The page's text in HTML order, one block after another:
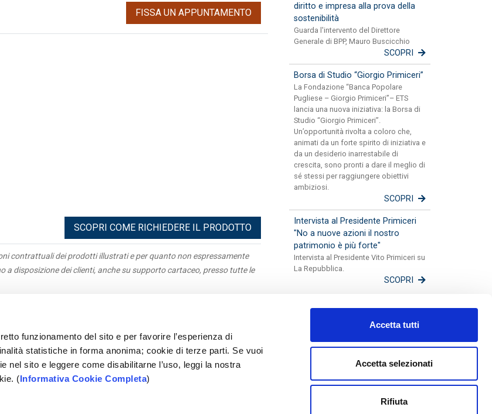
funzionamento del sito e per favorire l’esperienza di
statistiche in forma anonima; cookie di terze parti. Se vuoi
nel sito e leggere come disabilitarne l’uso, leggi la nostra
(Informativa Cookie Completa)
Accetta tutti
Accetta selezionati
Rifiuta
FISSA UN APPUNTAMENTO
SCOPRI COME RICHIEDERE IL PRODOTTO
contrattuali dei prodotti illustrati e per quanto non espressamente
disposizione dei clienti, anche su supporto cartaceo, presso tutte le
diritto e impresa alla prova della
sostenibilità
Guarda l'intervento del Direttore
Generale di BPP, Mauro Buscicchio
SCOPRI
Borsa di Studio “Giorgio Primiceri”
La Fondazione “Banca Popolare
Pugliese – Giorgio Primiceri”– ETS
lancia una nuova iniziativa: la Borsa di
Studio “Giorgio Primiceri”.
Un’opportunità rivolta a coloro che,
animati da un forte spirito di iniziativa e
da un desiderio inarrestabile di
crescita, sono pronti a dare il meglio di
sé stessi per raggiungere obiettivi
ambiziosi.
SCOPRI
Intervista al Presidente Primiceri
"No a nuove azioni il nostro
patrimonio è più forte"
Intervista al Presidente Vito Primiceri su
La Repubblica.
SCOPRI
Parti correlate
Rapporti Dormienti
Sepa
Mifid
Fotogallery
Disconoscimenti